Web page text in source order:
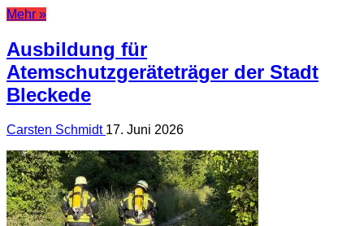
Mehr »
Ausbildung für
Atemschutzgeräteträger der Stadt
Bleckede
Carsten Schmidt 17. Juni 2026